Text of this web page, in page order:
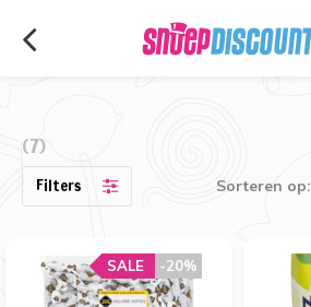
(7)
Filters Sorteren op:
-20%
SALE